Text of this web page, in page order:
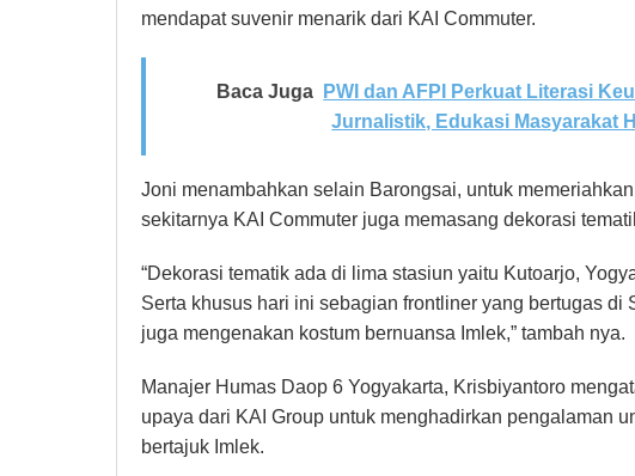
mendapat suvenir menarik dari KAI Commuter.
Baca Juga
PWI dan AFPI Perkuat Literasi
Jurnalistik, Edukasi Masyarakat
Joni menambahkan selain Barongsai, untuk
sekitarnya KAI Commuter juga memasang dekorasi
“Dekorasi tematik ada di lima stasiun yaitu Kutoarjo,
Serta khusus hari ini sebagian frontliner yang bertugas di
juga mengenakan kostum bernuansa Imlek,” tambah nya.
Manajer Humas Daop 6 Yogyakarta, Krisbiyantoro
upaya dari KAI Group untuk menghadirkan pengalaman
bertajuk Imlek.